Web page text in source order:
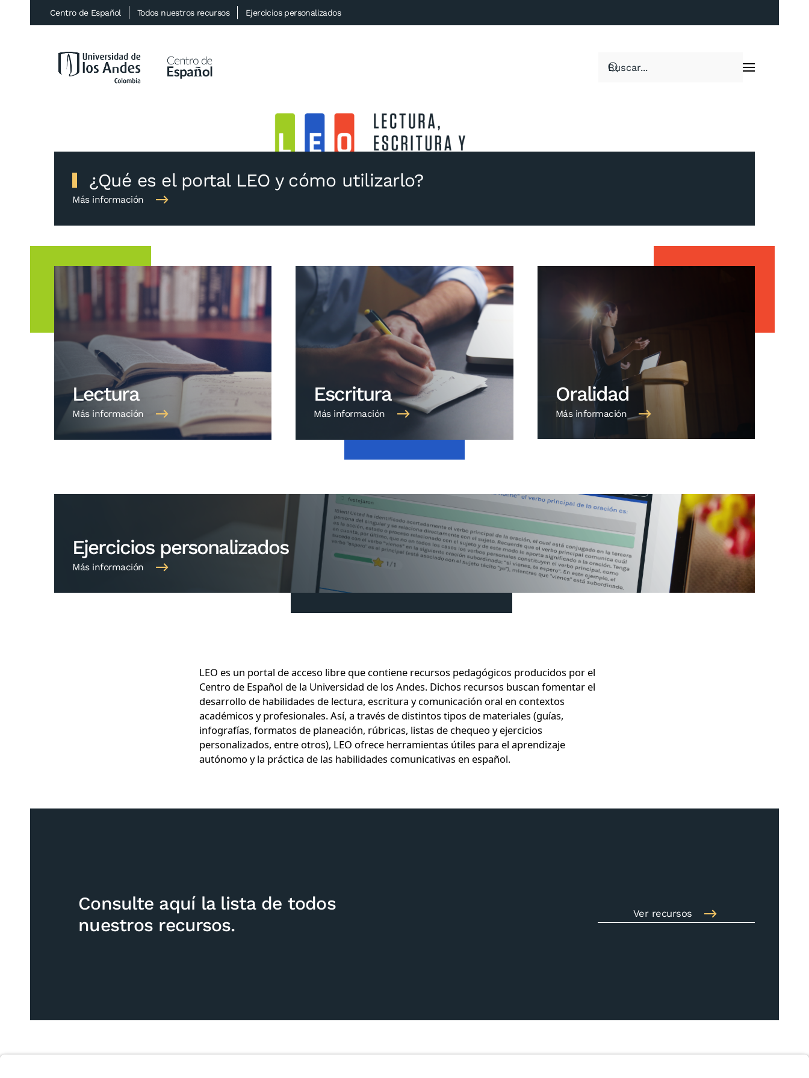
Centro de Español Todos nuestros recursos Ejercicios personalizados
¿Qué es el portal LEO y cómo utilizarlo?
Más información
Lectura
Más información
Escritura
Más información
Oralidad
Más información
Ejercicios personalizados
Más información
LEO es un portal de acceso libre que contiene recursos pedagógicos producidos por el
Centro de Español de la Universidad de los Andes. Dichos recursos buscan fomentar el
desarrollo de habilidades de lectura, escritura y comunicación oral en contextos
académicos y profesionales. Así, a través de distintos tipos de materiales (guías,
infografías, formatos de planeación, rúbricas, listas de chequeo y ejercicios
personalizados, entre otros), LEO ofrece herramientas útiles para el aprendizaje
autónomo y la práctica de las habilidades comunicativas en español.
Consulte aquí la lista de todos
nuestros recursos.
Ver recursos